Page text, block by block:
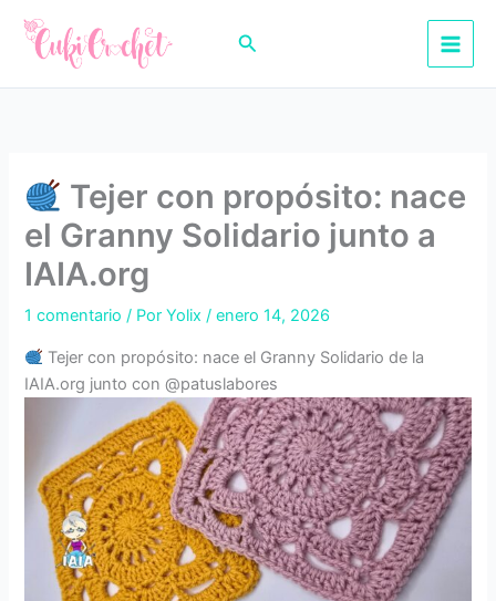
contenido
Buscar
Tejer con propósito: nace
el Granny Solidario junto a
IAIA.org
1 comentario / PorYolix/enero 14, 2026
Tejer con propósito: nace el Granny Solidario de la
IAIA.org junto con @patuslabores